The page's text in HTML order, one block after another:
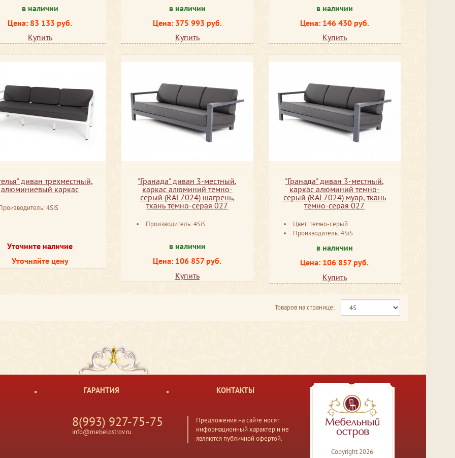
в наличии
Цена: 83 133 руб.
Купить
в наличии
Цена: 375 993 руб.
Купить
в наличии
Цена: 146 430 руб.
Купить
диван трехместный,
алюминиевый каркас
4SiS
Уточните наличие
Уточняйте цену
"Гранада" диван 3-местный,
каркас алюминий темно-
серый (RAL7024) шагрень,
ткань темно-серая 027
Производитель: 4SiS
в наличии
Цена: 106 857 руб.
Купить
"Гранада" диван 3-местный,
каркас алюминий темно-
серый (RAL7024) муар, ткань
темно-серая 027
Цвет: темно-серый
Производитель: 4SiS
в наличии
Цена: 106 857 руб.
Купить
Товаров на странице:
ГАРАНТИЯ КОНТАКТЫ
8(993) 927-75-75
info@mebelostrov.ru
Предложения на сайте носят
информационный характер и не
являются публичной офертой.
Copyright 2026